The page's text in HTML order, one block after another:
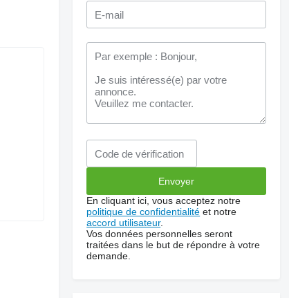
En cliquant ici, vous acceptez notre
politique de confidentialité et notre
accord utilisateur.
Vos données personnelles seront
traitées dans le but de répondre à votre
demande.